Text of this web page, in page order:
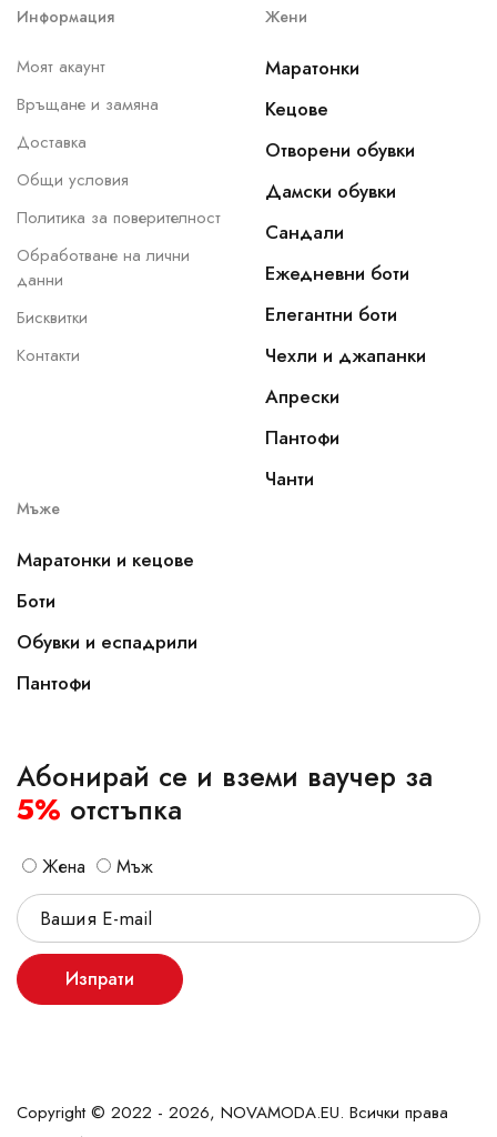
Информация
Моят акаунт
Връщане и замяна
Доставка
Общи условия
Политика за поверителност
Обработване на лични
данни
Бисквитки
Контакти
Жени
Маратонки
Кецове
Отворени обувки
Дамски обувки
Сандали
Ежедневни боти
Елегантни боти
Чехли и джапанки
Апрески
Пантофи
Чанти
Мъже
Маратонки и кецове
Боти
Обувки и еспадрили
Пантофи
Абонирай се и вземи ваучер за
5% отстъпка
Жена Мъж
Изпрати
Copyright © 2022 - 2026, NOVAMODA.EU. Всички права